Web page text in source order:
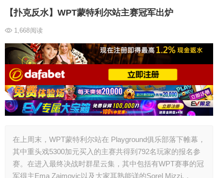
【扑克反水】WPT蒙特利尔站主赛冠军出炉
1,668阅读
在上周末，WPT蒙特利尔站在 Playground俱乐部落下帷幕，
其中重头戏5300加元买入的主赛共得到792名玩家的报名参
赛。在进入最终决战时群星云集，其中包括有WPT赛事的冠
军得主Ema Zajmovic以及大家耳熟能详的Sorel Mizzi,，